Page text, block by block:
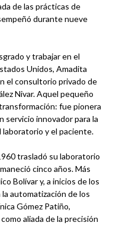
de las prácticas de
durante nueve
y trabajar en el
Unidos, Amadita
el consultorio privado de
Nivar. Aquel pequeño
fue pionera
servicio innovador para la
laboratorio y el paciente.
trasladó su laboratorio
cinco años. Más
Bolívar y, a inicios de los
automatización de los
Gómez Patiño,
aliada de la precisión